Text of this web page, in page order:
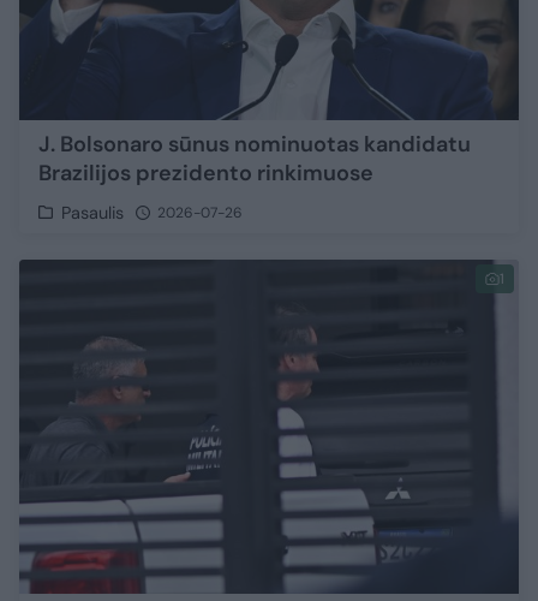
J. Bolsonaro sūnus nominuotas kandidatu
Brazilijos prezidento rinkimuose
Pasaulis 2026-07-26
1